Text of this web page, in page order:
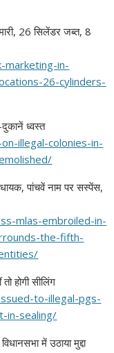
26 सिलेंडर जब्त, 8
marketing-in-
26-cylinders-
ध्वस्त
illegal-colonies-in-
पांचवें नाम पर सस्पेंस,
mlas-embroiled-in-
the-fifth-
होगी सीलिंग
to-illegal-pgs-
in-sealing/
में उठाया मुद्दा